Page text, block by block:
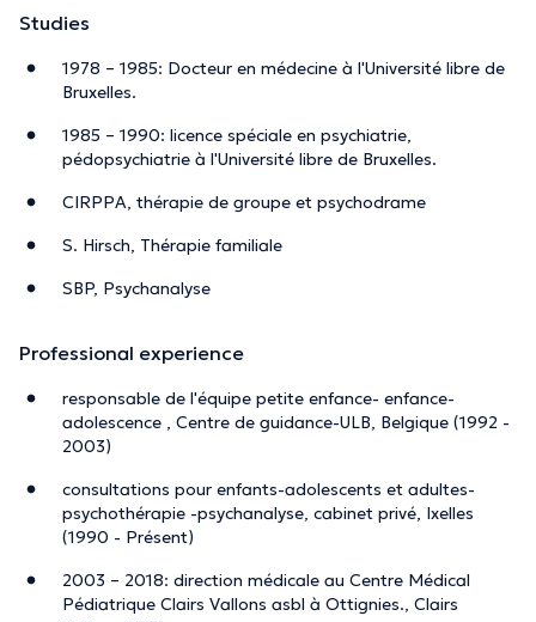
Studies
1978 – 1985: Docteur en médecine à l'Université libre de
Bruxelles.
1985 – 1990: licence spéciale en psychiatrie,
pédopsychiatrie à l'Université libre de Bruxelles.
CIRPPA, thérapie de groupe et psychodrame
S. Hirsch, Thérapie familiale
SBP, Psychanalyse
Professional experience
responsable de l'équipe petite enfance- enfance-
adolescence , Centre de guidance-ULB, Belgique (1992 -
2003)
consultations pour enfants-adolescents et adultes-
psychothérapie -psychanalyse, cabinet privé, Ixelles
(1990 - Présent)
2003 – 2018: direction médicale au Centre Médical
Pédiatrique Clairs Vallons asbl à Ottignies., Clairs